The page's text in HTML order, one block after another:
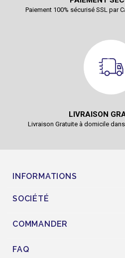
Paiement 100% sécurisé SSL par
LIVRAISON
Livraison Gratuite à domicile
INFORMATIONS
SOCIÉTÉ
COMMANDER
FAQ